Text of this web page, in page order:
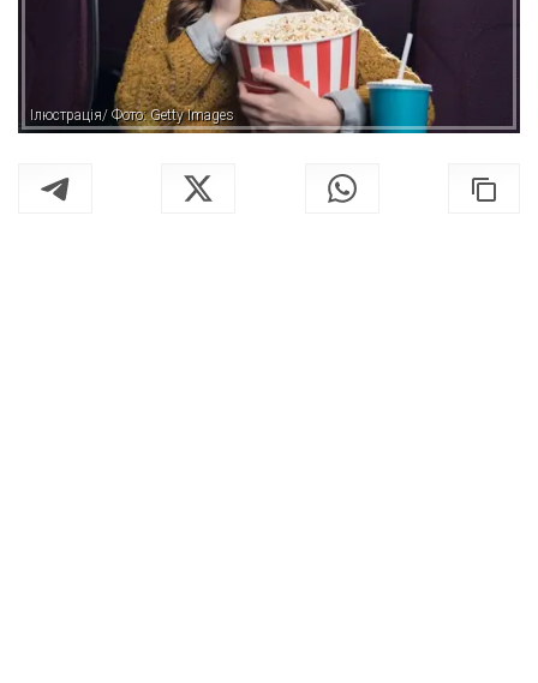
Ілюстрація/ Фото: Getty Images